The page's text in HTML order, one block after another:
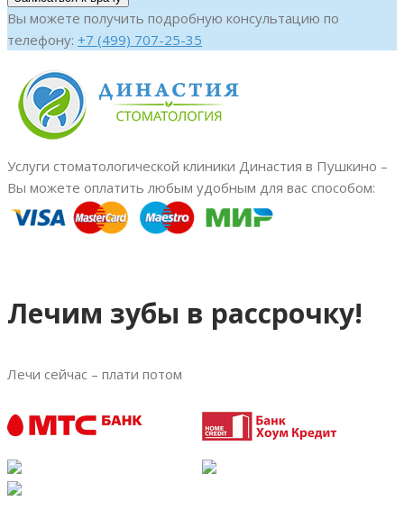
Вы можете получить подробную консультацию по
телефону: +7 (499) 707-25-35
Услуги стоматологической клиники Династия в Пушкино –
Вы можете оплатить любым удобным для вас способом:
Лечим зубы в рассрочку!
Лечи сейчас – плати потом